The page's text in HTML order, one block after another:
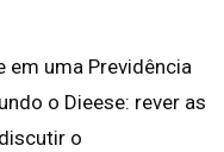
em uma Previdência
o Dieese: rever as
o